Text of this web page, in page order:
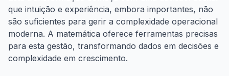
que intuição e experiência, embora importantes, não
são suficientes para gerir a complexidade operacional
moderna. A matemática oferece ferramentas precisas
para esta gestão, transformando dados em decisões e
complexidade em crescimento.